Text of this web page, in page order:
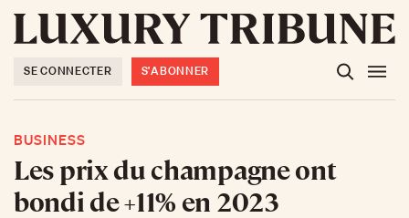
SE CONNECTER S'ABONNER
BUSINESS
Les prix du champagne ont
bondi de +11% en 2023